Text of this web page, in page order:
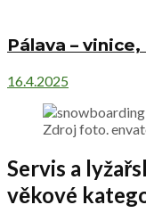
Pálava –
16.4.2025
Zdroj foto.
Servis a
věkové